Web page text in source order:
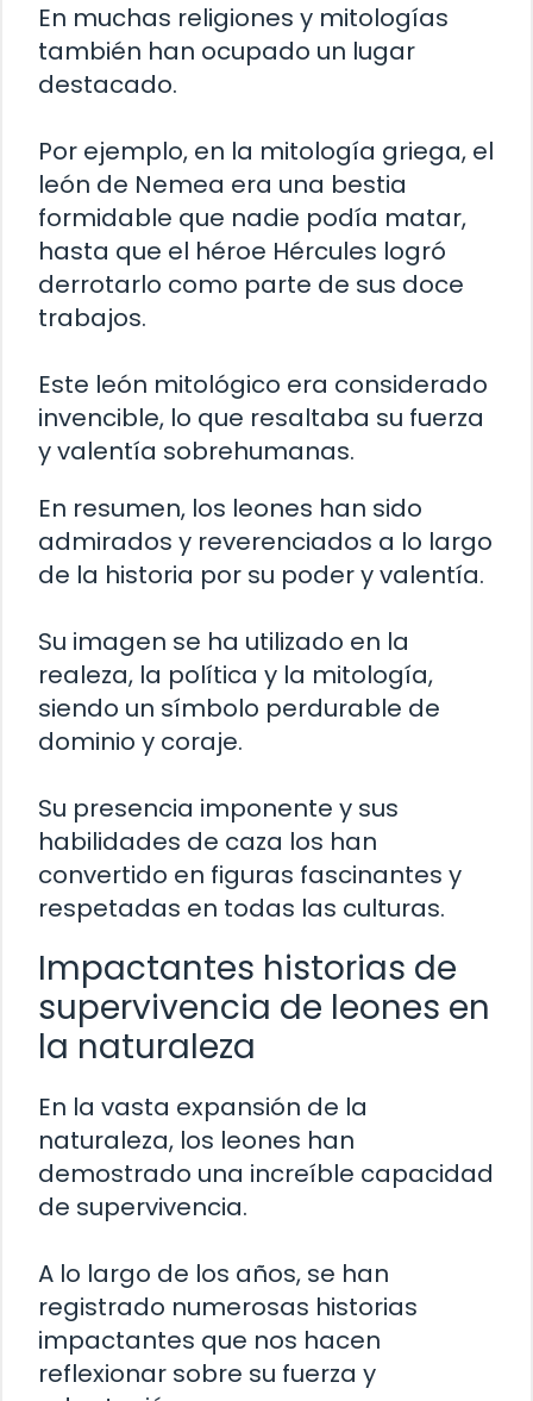
En muchas religiones y mitologías
también han ocupado un lugar
destacado.
Por ejemplo, en la mitología griega, el
león de Nemea era una bestia
formidable que nadie podía matar,
hasta que el héroe Hércules logró
derrotarlo como parte de sus doce
trabajos.
Este león mitológico era considerado
invencible, lo que resaltaba su fuerza
y valentía sobrehumanas.
En resumen, los leones han sido
admirados y reverenciados a lo largo
de la historia por su poder y valentía.
Su imagen se ha utilizado en la
realeza, la política y la mitología,
siendo un símbolo perdurable de
dominio y coraje.
Su presencia imponente y sus
habilidades de caza los han
convertido en figuras fascinantes y
respetadas en todas las culturas.
Impactantes historias de
supervivencia de leones en
la naturaleza
En la vasta expansión de la
naturaleza, los leones han
demostrado una increíble capacidad
de supervivencia.
A lo largo de los años, se han
registrado numerosas historias
impactantes que nos hacen
reflexionar sobre su fuerza y